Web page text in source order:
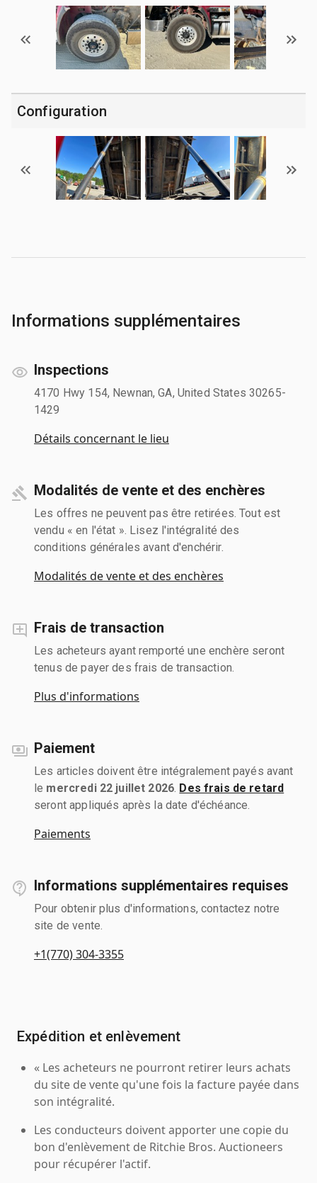
Configuration
Informations supplémentaires
Inspections
4170 Hwy 154, Newnan, GA, United States 30265-
1429
Détails concernant le lieu
Modalités de vente et des enchères
Les offres ne peuvent pas être retirées. Tout est
vendu « en l'état ». Lisez l'intégralité des
conditions générales avant d'enchérir.
Modalités de vente et des enchères
Frais de transaction
Les acheteurs ayant remporté une enchère seront
tenus de payer des frais de transaction.
Plus d'informations
Paiement
Les articles doivent être intégralement payés avant
le mercredi 22 juillet 2026 Des frais de retard
seront appliqués après la date d'échéance.
Paiements
Informations supplémentaires requises
Pour obtenir plus d'informations, contactez notre
site de vente.
+1(770) 304-3355
Expédition et enlèvement
« Les acheteurs ne pourront retirer leurs achats
du site de vente qu'une fois la facture payée dans
son intégralité.
Les conducteurs doivent apporter une copie du
bon d'enlèvement de Ritchie Bros. Auctioneers
pour récupérer l'actif.